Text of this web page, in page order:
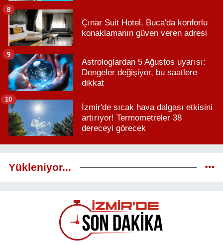
Çınar Suit Hotel, Buca'da konforlu
konaklamanın güven veren adresi
8
Astrologlardan 5 Ağustos uyarısı:
Dengeler değişiyor, bu saatlere
dikkat
9
İzmir'de sıcak hava dalgası etkisini
artırıyor! Termometreler 38
dereceyi görecek
10
Yükleniyor...